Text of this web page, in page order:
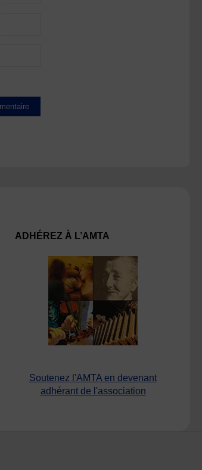
ADHÉREZ À L’AMTA
Soutenez l'AMTA en devenant
adhérant de l'association